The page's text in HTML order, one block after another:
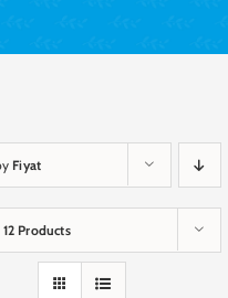
Fiyat
12 Products